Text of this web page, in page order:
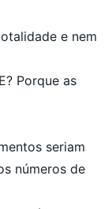
e nem
Porque as
seriam
números de